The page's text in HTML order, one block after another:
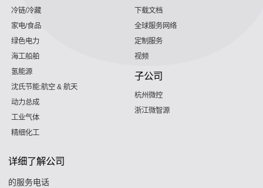
冷链/冷藏
家电/食品
绿色电力
海工船舶
氢能源
沈氏节能:航空 & 航天
动力总成
工业气体
精细化工
下载文档
全球服务网络
定制服务
视频
子公司
杭州微控
浙江微智源
详细了解公司
的服务电话